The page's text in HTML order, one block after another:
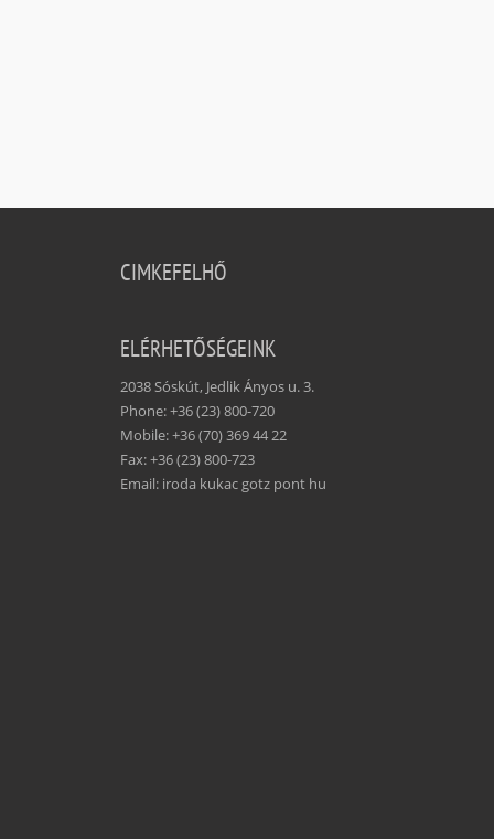
CIMKEFELHŐ
ELÉRHETŐSÉGEINK
2038 Sóskút, Jedlik Ányos u. 3.
Phone: +36 (23) 800-720
Mobile: +36 (70) 369 44 22
Fax: +36 (23) 800-723
Email: iroda kukac gotz pont hu